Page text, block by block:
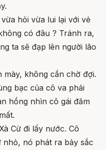
hỏi vừa lui lại với vẻ
có đâu ? Tránh ra,
ta sẽ đạp lên người lão
mày, không cần chờ đợi.
bạc của cô va phải
hồng nhìn cô gái đăm
Cừ đi lấy nước. Cô
nhỏ, nó phát ra bảy sắc